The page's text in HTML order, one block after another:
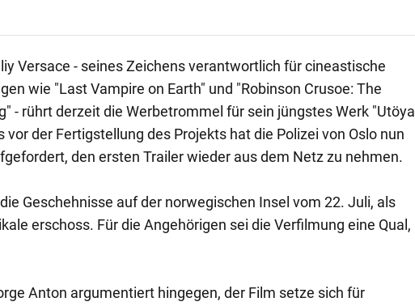
Versace - seines Zeichens verantwortlich für cineastische
wie "Last Vampire on Earth" und "Robinson Crusoe: The
- rührt derzeit die Werbetrommel für sein jüngstes Werk "Utöya
vor der Fertigstellung des Projekts hat die Polizei von Oslo nun
den ersten Trailer wieder aus dem Netz zu nehmen.
Geschehnisse auf der norwegischen Insel vom 22. Juli, als
erschoss. Für die Angehörigen sei die Verfilmung eine Qual,
Anton argumentiert hingegen, der Film setze sich für